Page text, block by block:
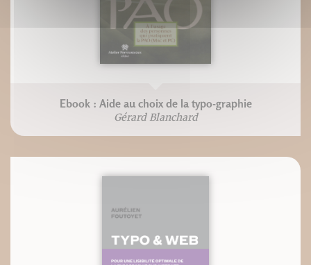
Ebook : Aide au choix de la typo-graphie
Gérard Blanchard